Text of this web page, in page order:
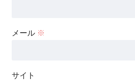
メール ※
サイト